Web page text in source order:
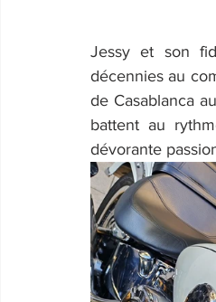
Jessy et son
décennies au
de Casablanca
battent au
dévorante